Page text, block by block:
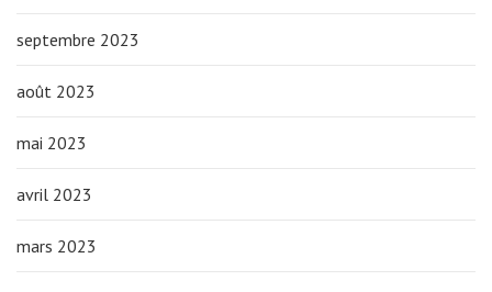
septembre 2023
août 2023
mai 2023
avril 2023
mars 2023